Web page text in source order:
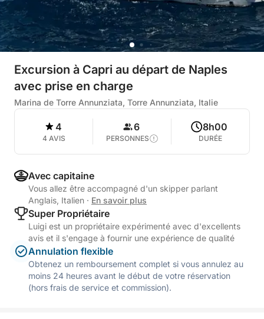
Excursion à Capri au départ de Naples
avec prise en charge
Marina de Torre Annunziata, Torre Annunziata, Italie
4
4 AVIS
6
PERSONNES
8h00
DURÉE
Avec capitaine
Vous allez être accompagné d'un skipper parlant
Anglais, Italien · En savoir plus
Super Propriétaire
Luigi est un propriétaire expérimenté avec d'excellents
avis et il s'engage à fournir une expérience de qualité
Annulation flexible
Obtenez un remboursement complet si vous annulez au
moins 24 heures avant le début de votre réservation
(hors frais de service et commission).